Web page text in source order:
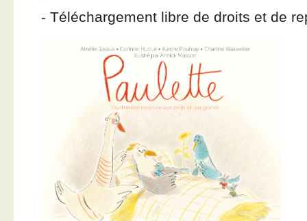
- Téléchargement libre de droits et de